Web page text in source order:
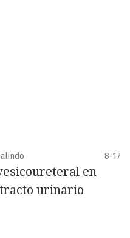
8-17
en
urinario